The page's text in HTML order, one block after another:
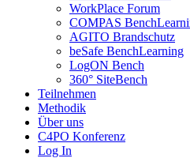
WorkPlace Forum
COMPAS
AGITO Brandschutz
beSafe BenchLearning
LogON Bench
360° SiteBench
Teilnehmen
Methodik
Über uns
C4PO Konferenz
Log In